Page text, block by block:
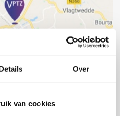
Details Over
van cookies
bij u in de buurt. U
meer informatie.